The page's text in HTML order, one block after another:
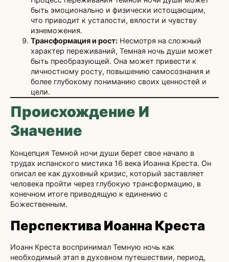
быть эмоционально и физически истощающим,
что приводит к усталости, вялости и чувству
изнеможения.
Трансформация и рост: Несмотря на сложный
характер переживаний, Темная ночь души может
быть преобразующей. Она может привести к
личностному росту, повышению самосознания и
более глубокому пониманию своих ценностей и
цели.
Происхождение И
Значение
Концепция Темной ночи души берет свое начало в
трудах испанского мистика 16 века Иоанна Креста. Он
описал ее как духовный кризис, который заставляет
человека пройти через глубокую трансформацию, в
конечном итоге приводящую к единению с
Божественным.
Перспектива Иоанна Креста
Иоанн Креста воспринимал Темную ночь как
необходимый этап в духовном путешествии, период,